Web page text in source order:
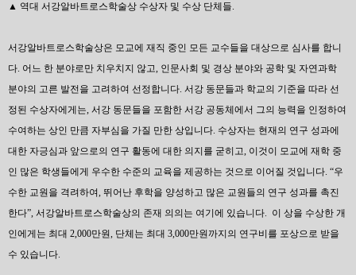
▲ 역대 서강알바트로스학술상 수상자 및 수상 단체들.
서강알바트로스학술상은 모교에 재직 중인 모든 교수들을 대상으로 심사를 합니
다. 어느 한 분야로만 치우치지 않고, 인문사회 및 경상 분야와 공학 및 자연과학
분야의 고른 발전을 고려하여 선정합니다. 서강 동문들과 학교의 기준을 따라 선
정된 수상자에게는, 서강 동문들을 포함한 서강 공동체에서 그의 능력을 인정하여
수여하는 상인 만큼 자부심을 가질 만한 상입니다. 수상자는 현재의 연구 성과에
대한 자긍심과 앞으로의 연구 활동에 대한 의지를 굳히고, 이것이 모교에 재학 중
인 많은 학생들에게 우수한 수준의 교육을 제공하는 것으로 이어질 것입니다. “우
수한 교원을 격려하여, 뛰어난 후학을 양성하고 많은 교원들의 연구 성과를 촉진
한다”, 서강알바트로스학술상의 존재 의의는 여기에 있습니다. 이 상을 수상한 개
인에게는 최대 2,000만원, 단체는 최대 3,000만원까지의 연구비를 포상으로 받을
수 있습니다.